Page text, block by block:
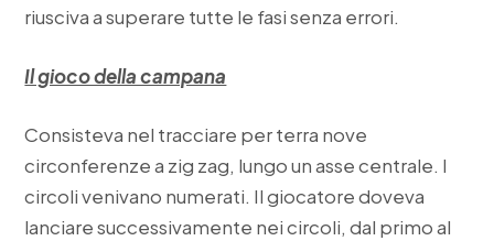
riusciva a superare tutte le fasi senza errori.
Il gioco della campana
Consisteva nel tracciare per terra nove
circonferenze a zig zag, lungo un asse centrale. I
circoli venivano numerati. Il giocatore doveva
lanciare successivamente nei circoli, dal primo al